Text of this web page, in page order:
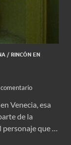
/ RINCÓN EN
Venecia, esa
de la
personaje que …